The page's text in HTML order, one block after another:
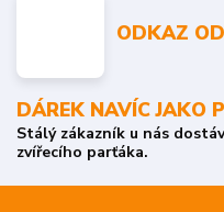
ODKAZ
DÁREK NAVÍC JAKO
Stálý zákazník u nás
zvířecího parťáka.